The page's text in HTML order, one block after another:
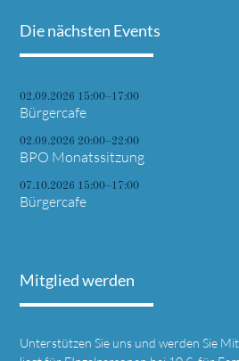
Die nächsten Events
02.09.2026 15:00–17:00
Bürgercafe
02.09.2026 20:00–22:00
BPO Monatssitzung
07.10.2026 15:00–17:00
Bürgercafe
Mitglied werden
Unterstützen Sie uns und werden Sie